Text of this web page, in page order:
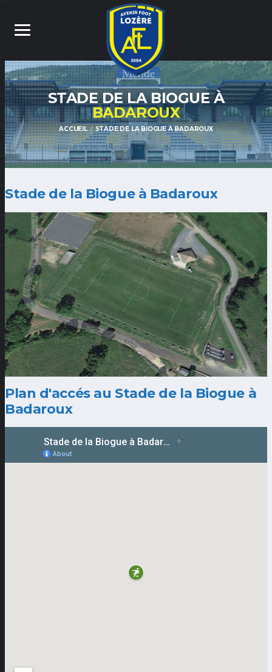
STADE DE LA BIOGUE À
BADAROUX
ACCUEIL STADE DE LA BIOGUE À BADAROUX
Stade de la Biogue à Badaroux
Plan d'accés au Stade de la Biogue à
Badaroux